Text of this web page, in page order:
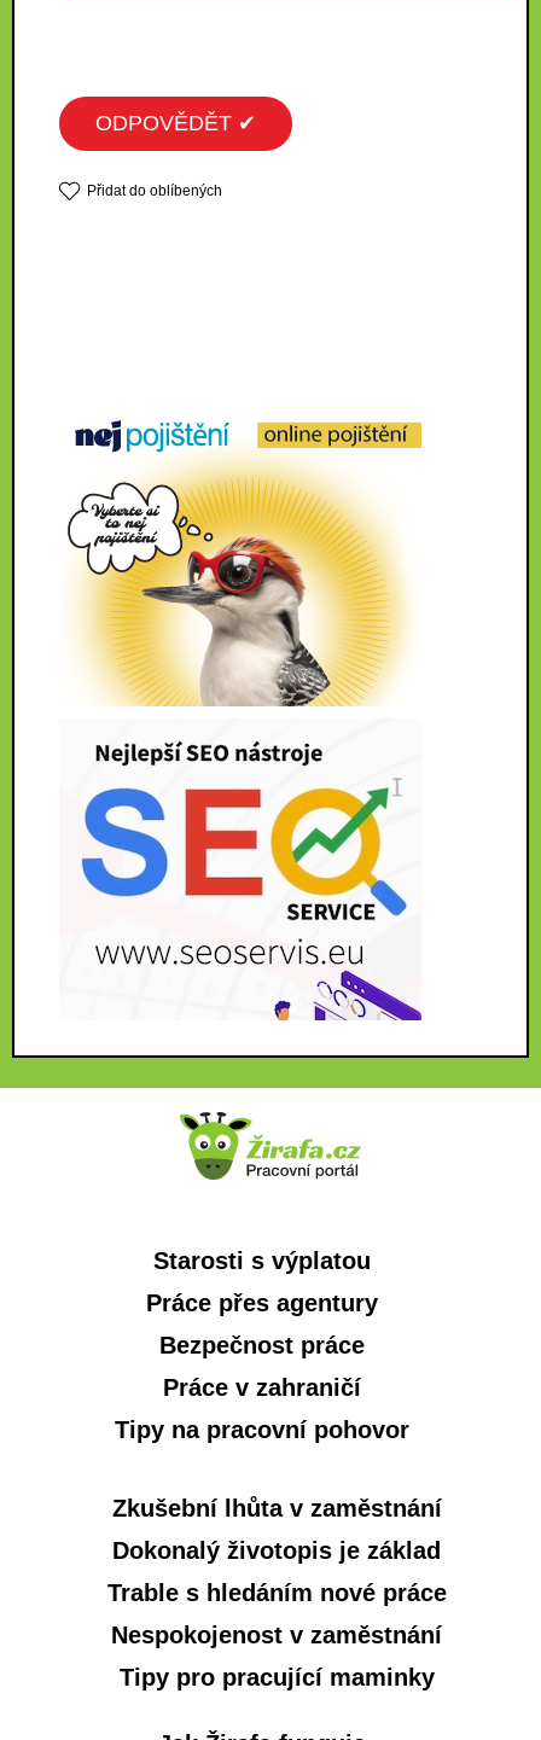
ODPOVĚDĚT ✔
Přidat do oblíbených
Starosti s výplatou
Práce přes agentury
Bezpečnost práce
Práce v zahraničí
Tipy na pracovní pohovor
Zkušební lhůta v zaměstnání
Dokonalý životopis je základ
Trable s hledáním nové práce
Nespokojenost v zaměstnání
Tipy pro pracující maminky